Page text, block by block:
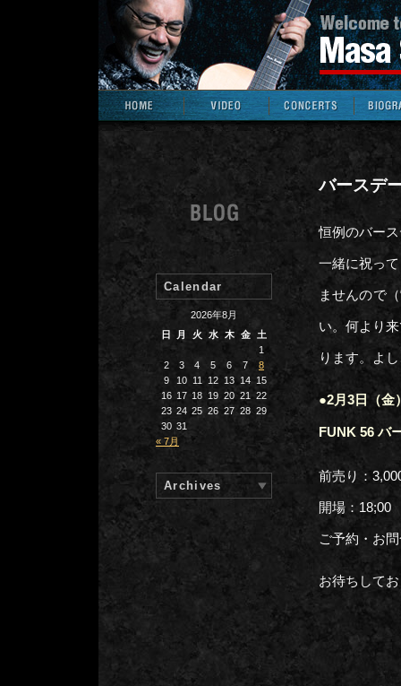
バースデ
恒例のバー
一緒に祝っ
ませんので
い。何より
ります。よ
●2月3日（金
FUNK 56 バ
前売り：
開場：18;00
ご予約・お
お待ちして
Calendar
2026年8月
日
月 火 水 木 金
土
1
2
3 4 5 6 7
8
9
10 11 12 13 14 15
16 17 18 19 20 21
22
23 24 25 26 27 28 29
30 31
« 7月
Archives